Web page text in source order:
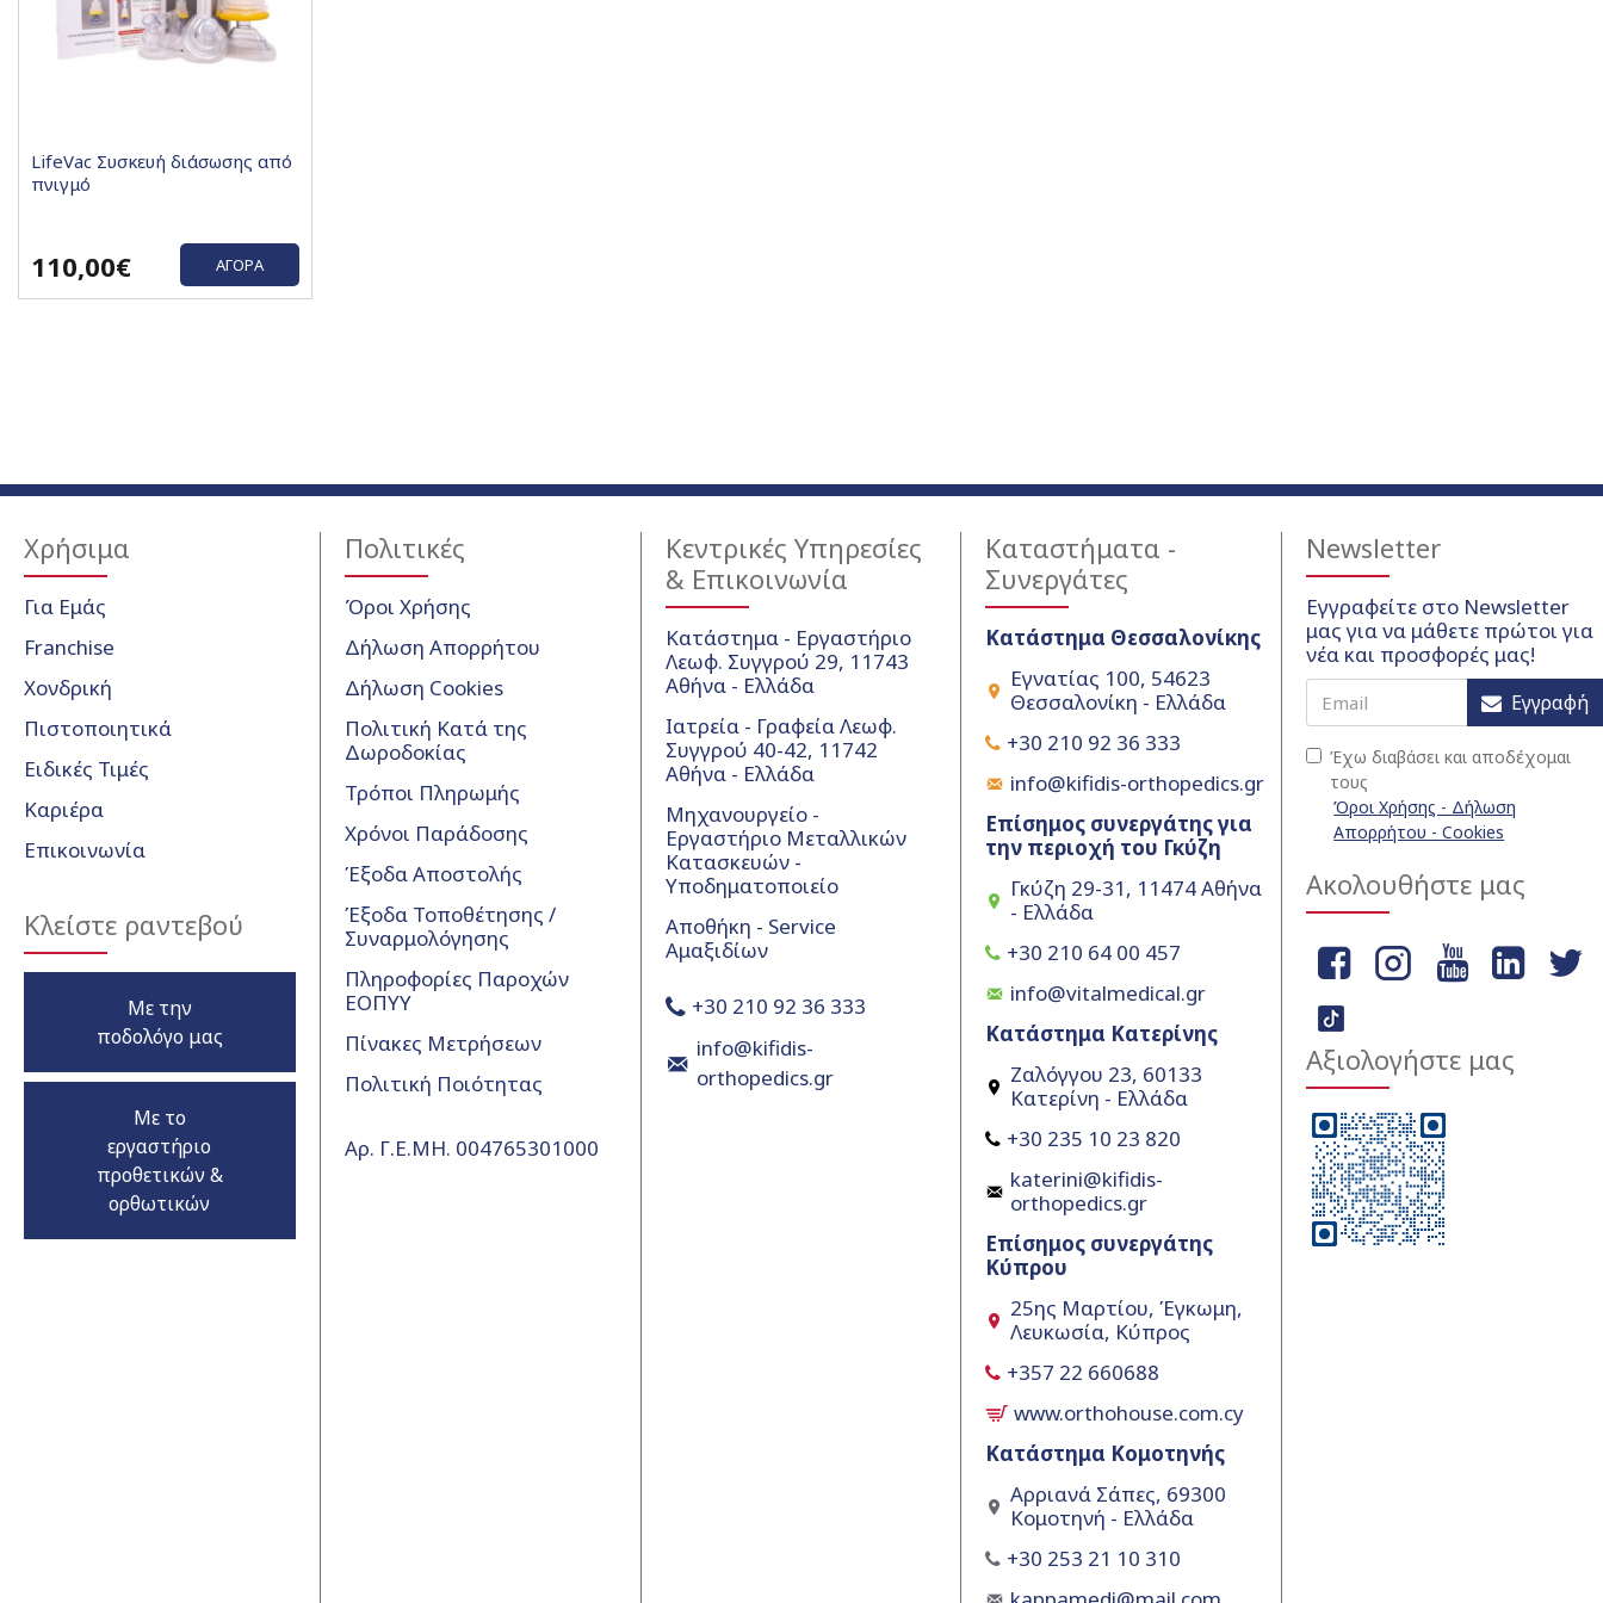
LifeVac Συσκευή διάσωσης από
πνιγμό
110,00€ ΑΓΟΡΆ
Χρήσιμα
Για Εμάς
Franchise
Χονδρική
Πιστοποιητικά
Ειδικές Τιμές
Καριέρα
Επικοινωνία
Κλείστε ραντεβού
Με την
ποδολόγο μας
Με το
εργαστήριο
προθετικών &
ορθωτικών
Πολιτικές
Όροι Χρήσης
Δήλωση Απορρήτου
Δήλωση Cookies
Πολιτική Κατά της
Δωροδοκίας
Τρόποι Πληρωμής
Χρόνοι Παράδοσης
Έξοδα Αποστολής
Έξοδα Τοποθέτησης /
Συναρμολόγησης
Πληροφορίες Παροχών
ΕΟΠΥΥ
Πίνακες Μετρήσεων
Πολιτική Ποιότητας
Αρ. Γ.Ε.ΜΗ. 004765301000
Κεντρικές Υπηρεσίες
& Επικοινωνία
Κατάστημα - Εργαστήριο
Λεωφ. Συγγρού 29, 11743
Αθήνα - Ελλάδα
Ιατρεία - Γραφεία Λεωφ.
Συγγρού 40-42, 11742
Αθήνα - Ελλάδα
Μηχανουργείο -
Εργαστήριο Μεταλλικών
Κατασκευών -
Υποδηματοποιείο
Αποθήκη - Service
Αμαξιδίων
+30 210 92 36 333
info@kifidis-
orthopedics.gr
Καταστήματα -
Συνεργάτες
Κατάστημα Θεσσαλονίκης
Εγνατίας 100, 54623
Θεσσαλονίκη - Ελλάδα
+30 210 92 36 333
info@kifidis-orthopedics.gr
Επίσημος συνεργάτης για
την περιοχή του Γκύζη
Γκύζη 29-31, 11474 Αθήνα
- Ελλάδα
+30 210 64 00 457
info@vitalmedical.gr
Κατάστημα Κατερίνης
Ζαλόγγου 23, 60133
Κατερίνη - Ελλάδα
+30 235 10 23 820
katerini@kifidis-
orthopedics.gr
Επίσημος συνεργάτης
Κύπρου
25ης Μαρτίου, Έγκωμη,
Λευκωσία, Κύπρος
+357 22 660688
www.orthohouse.com.cy
Κατάστημα Κομοτηνής
Αρριανά Σάπες, 69300
Κομοτηνή - Ελλάδα
+30 253 21 10 310
Newsletter
Εγγραφείτε στο Newsletter
μας για να μάθετε πρώτοι για
νέα και προσφορές μας!
Εγγραφή
Έχω διαβάσει και αποδέχομαι
τους
Όροι Χρήσης - Δήλωση
Απορρήτου - Cookies
Ακολουθήστε μας
Αξιολογήστε μας